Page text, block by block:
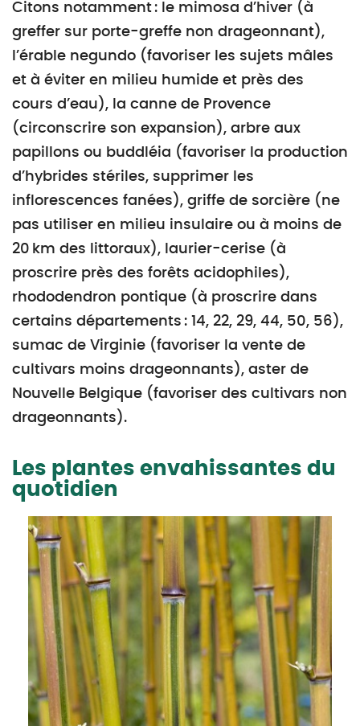
Citons notamment : le mimosa d’hiver (à
greffer sur porte-greffe non drageonnant),
l’érable negundo (favoriser les sujets mâles
et à éviter en milieu humide et près des
cours d’eau), la canne de Provence
(circonscrire son expansion), arbre aux
papillons ou buddléia (favoriser la production
d’hybrides stériles, supprimer les
inflorescences fanées), griffe de sorcière (ne
pas utiliser en milieu insulaire ou à moins de
20 km des littoraux), laurier-cerise (à
proscrire près des forêts acidophiles),
rhododendron pontique (à proscrire dans
certains départements : 14, 22, 29, 44, 50, 56),
sumac de Virginie (favoriser la vente de
cultivars moins drageonnants), aster de
Nouvelle Belgique (favoriser des cultivars non
drageonnants).
Les plantes envahissantes du
quotidien